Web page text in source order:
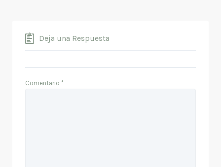
Deja una Respuesta
Comentario *